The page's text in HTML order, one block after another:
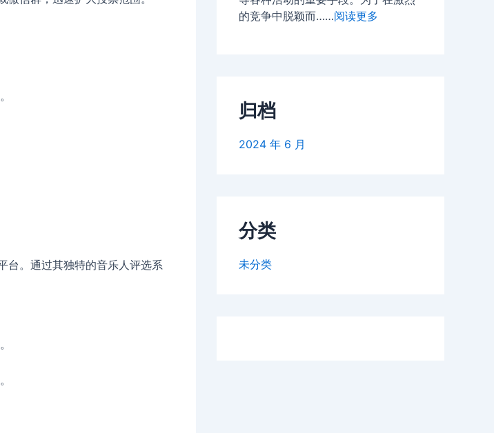
台。通过其独特的音乐人评选系
的竞争中脱颖而……阅读更多
归档
2024 年 6 月
分类
未分类